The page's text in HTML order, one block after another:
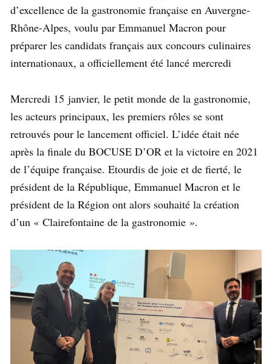
d’excellence de la gastronomie française en Auvergne-
Rhône-Alpes, voulu par Emmanuel Macron pour
préparer les candidats français aux concours culinaires
internationaux, a officiellement été lancé mercredi
Mercredi 15 janvier, le petit monde de la gastronomie,
les acteurs principaux, les premiers rôles se sont
retrouvés pour le lancement officiel. L’idée était née
après la finale du BOCUSE D’OR et la victoire en 2021
de l’équipe française. Etourdis de joie et de fierté, le
président de la République, Emmanuel Macron et le
président de la Région ont alors souhaité la création
d’un « Clairefontaine de la gastronomie ».